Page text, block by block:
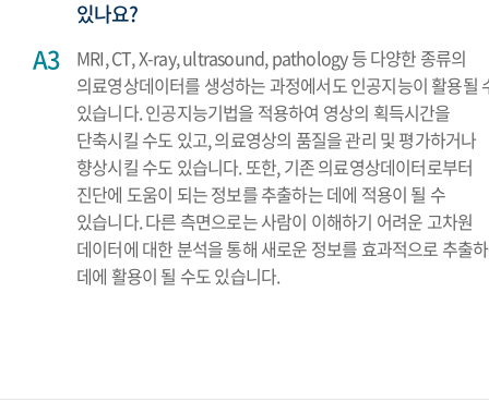
있나요?
MRI, CT, X-ray, ultrasound, pathology 등 다양한 종류의
의료영상데이터를 생성하는 과정에서도 인공지능이 활용될
있습니다. 인공지능기법을 적용하여 영상의 획득시간을
단축시킬 수도 있고, 의료영상의 품질을 관리 및 평가하거나
향상시킬 수도 있습니다. 또한, 기존 의료영상데이터로부터
진단에 도움이 되는 정보를 추출하는 데에 적용이 될 수
있습니다. 다른 측면으로는 사람이 이해하기 어려운 고차원
데이터에 대한 분석을 통해 새로운 정보를 효과적으로 추출
데에 활용이 될 수도 있습니다.